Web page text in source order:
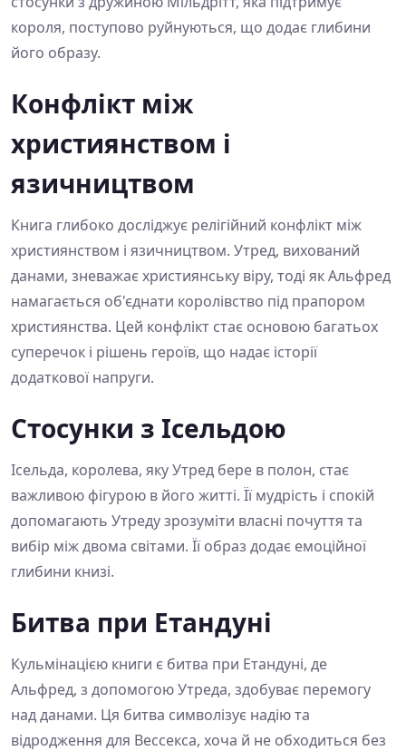
короля, поступово руйнуються, що додає глибини
його образу.
Конфлікт між
християнством і
язичництвом
Книга глибоко досліджує релігійний конфлікт між
християнством і язичництвом. Утред, вихований
данами, зневажає християнську віру, тоді як Альфред
намагається об'єднати королівство під прапором
християнства. Цей конфлікт стає основою багатьох
суперечок і рішень героїв, що надає історії
додаткової напруги.
Стосунки з Ісельдою
Ісельда, королева, яку Утред бере в полон, стає
важливою фігурою в його житті. Її мудрість і спокій
допомагають Утреду зрозуміти власні почуття та
вибір між двома світами. Її образ додає емоційної
глибини книзі.
Битва при Етандуні
Кульмінацією книги є битва при Етандуні, де
Альфред, з допомогою Утреда, здобуває перемогу
над данами. Ця битва символізує надію та
відродження для Вессекса, хоча й не обходиться без